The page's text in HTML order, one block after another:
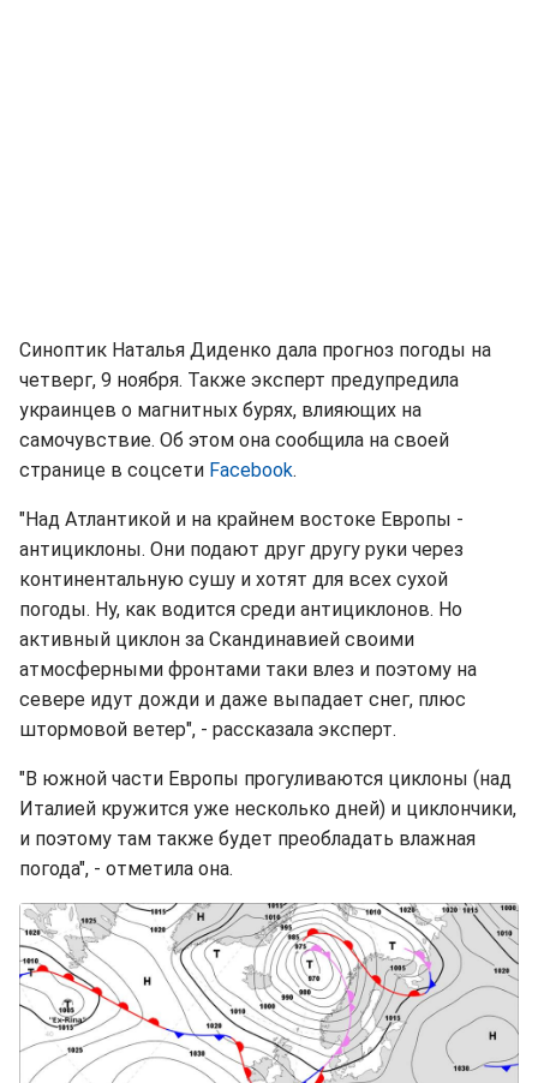
Синоптик Наталья Диденко дала прогноз погоды на
четверг, 9 ноября. Также эксперт предупредила
украинцев о магнитных бурях, влияющих на
самочувствие. Об этом она сообщила на своей
странице в соцсети Facebook.
"Над Атлантикой и на крайнем востоке Европы -
антициклоны. Они подают друг другу руки через
континентальную сушу и хотят для всех сухой
погоды. Ну, как водится среди антициклонов. Но
активный циклон за Скандинавией своими
атмосферными фронтами таки влез и поэтому на
севере идут дожди и даже выпадает снег, плюс
штормовой ветер", - рассказала эксперт.
"В южной части Европы прогуливаются циклоны (над
Италией кружится уже несколько дней) и циклончики,
и поэтому там также будет преобладать влажная
погода", - отметила она.